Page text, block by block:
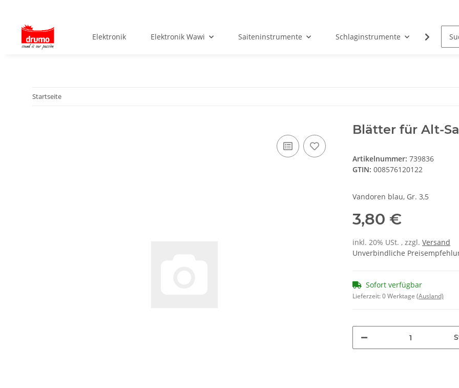
Elektronik Elektronik Wawi Saiteninstrumente Schlaginstrumente
Startseite
Blätter für Alt-
Artikelnummer: 739836
GTIN: 008576120122
Vandoren blau, Gr. 3,5
3,80 €
inkl. 20% USt. , zzgl. Versand
Unverbindliche
Sofort verfügbar
Lieferzeit:0 Werktage (Ausland)